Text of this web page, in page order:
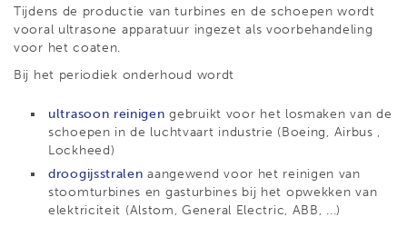
Tijdens de productie van turbines en de schoepen wordt
vooral ultrasone apparatuur ingezet als voorbehandeling
voor het coaten.
Bij het periodiek onderhoud wordt
ultrasoon reinigen gebruikt voor het losmaken van de
schoepen in de luchtvaart industrie (Boeing, Airbus ,
Lockheed)
droogijsstralen aangewend voor het reinigen van
stoomturbines en gasturbines bij het opwekken van
elektriciteit (Alstom, General Electric, ABB, ...)